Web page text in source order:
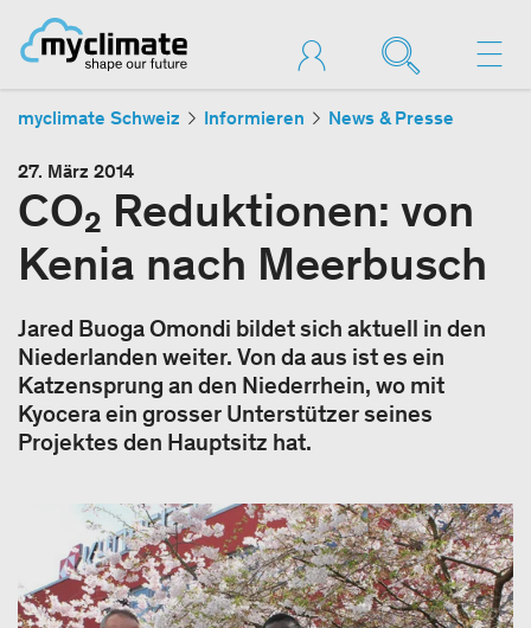
myclimate Schweiz Informieren News & Presse
27. März 2014
CO₂ Reduktionen: von
Kenia nach Meerbusch
Jared Buoga Omondi bildet sich aktuell in den
Niederlanden weiter. Von da aus ist es ein
Katzensprung an den Niederrhein, wo mit
Kyocera ein grosser Unterstützer seines
Projektes den Hauptsitz hat.